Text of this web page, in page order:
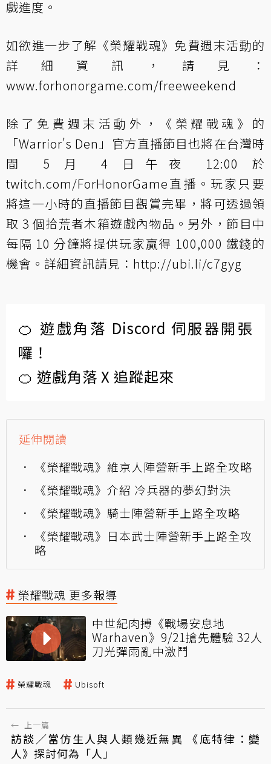
戲進度。
如欲進一步了解《榮耀戰魂》免費週末活動的
詳細資訊，請見：
www.forhonorgame.com/freeweekend
除了免費週末活動外，《榮耀戰魂》的
「Warrior's Den」官方直播節目也將在台灣時
間 5 月 4 日午夜 12:00 於
twitch.com/ForHonorGame直播。玩家只要
將這一小時的直播節目觀賞完畢，將可透過領
取 3 個拾荒者木箱遊戲內物品。另外，節目中
每隔 10 分鐘將提供玩家贏得 100,000 鐵錢的
機會。詳細資訊請見： http://ubi.li/c7gyg
🍊 遊戲角落 Discord 伺服器開張
囉！
🍊 遊戲角落 X 追蹤起來
延伸閱讀
《榮耀戰魂》維京人陣營新手上路全攻略
《榮耀戰魂》介紹 冷兵器的夢幻對決
《榮耀戰魂》騎士陣營新手上路全攻略
《榮耀戰魂》日本武士陣營新手上路全攻
略
榮耀戰魂 更多報導
中世紀肉搏《戰場安息地
Warhaven》9/21搶先體驗 32人
刀光彈雨亂中激鬥
榮耀戰魂 Ubisoft
← 上一篇
訪談／當仿生人與人類幾近無異 《底特律：變
人》探討何為「人」